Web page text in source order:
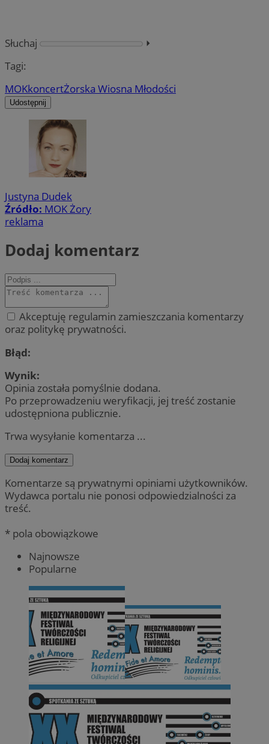
Słuchaj
⏵︎
Tagi:
MOKkoncertŻorska Wiosna Młodości
Udostępnij
Justyna Dudek
Źródło: MOK Żory
reklama
Dodaj komentarz
Akceptuję regulamin zamieszczania komentarzy
oraz politykę prywatności.
Błąd:
Wynik:
Opinia została pomyślnie dodana.
Po przeprowadzeniu weryfikacji, jej treść zostanie
udostępniona publicznie.
Trwa wysyłanie komentarza ...
Dodaj komentarz
Komentarze są prywatnymi opiniami użytkowników.
Wydawca portalu nie ponosi odpowiedzialności za
treść.
* pola obowiązkowe
Najnowsze
Popularne